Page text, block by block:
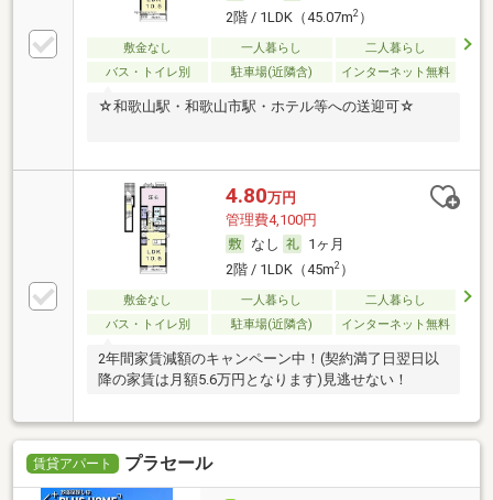
2階 / 1LDK（45.07m2）
敷金なし 一人暮らし
二人暮らし
バス・トイレ別
駐車場(近隣含) インターネット無料
☆和歌山駅・和歌山市駅・ホテル等への送迎可☆
4.80万円
管理費4,100円
なし
1ヶ月
2階 / 1LDK（45m2）
敷金なし 一人暮らし
二人暮らし
バス・トイレ別
駐車場(近隣含) インターネット無料
2年間家賃減額のキャンペーン中！(契約満了日翌日以
降の家賃は月額5.6万円となります)見逃せない！
賃貸アパート プラセール